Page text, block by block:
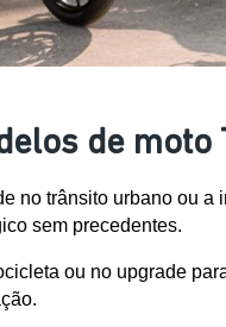
de
no trânsito urbano ou
sem precedentes.
ou no upgrade